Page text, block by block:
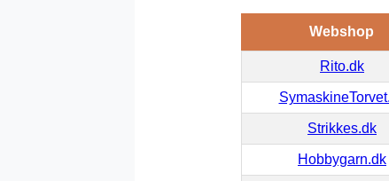
Webshop
Rito.dk
Strikkes.dk
Hobbygarn.dk